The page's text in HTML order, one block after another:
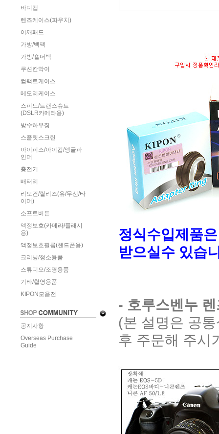
바디캡
렌즈케이스(파우치)
어깨패드
가방/백팩
가방/숄더백
쿠션칸막이
컴팩트케이스
메모리케이스
스피드/트랜스슈트
(DSLR카메라용)
방수하우징
스플릿스크린
아이피스/아이컵/앵글파
인더
충전기
배터리
리모컨/릴리즈(유/무선/타
이머)
소프트버튼
액정보호(카메라/플래시
용)
액정보호필름(핸드폰용)
크리닝/청소용품
스튜디오/조명용품
기타/촬영용품
KIPON모음전
공지사항
Overseas Purchase
Guide
정식수입제품
받으실수 있습
- 호루스벤누
(본 설명은 공
후 주문해 주시